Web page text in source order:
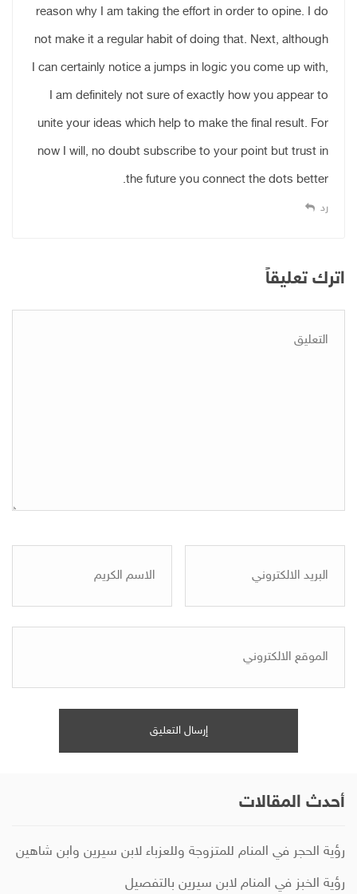
reason why I am taking the effort in order to opine. I do
not make it a regular habit of doing that. Next, although
I can certainly notice a jumps in logic you come up with,
I am definitely not sure of exactly how you appear to
unite your ideas which help to make the final result. For
now I will, no doubt subscribe to your point but trust in
the future you connect the dots better.
رد
اترك تعليقاً
أحدث المقالات
رؤية الحجر في المنام للمتزوجة وللعزباء لابن سيرين وابن شاهين
رؤية الخبز في المنام لابن سيرين بالتفصيل